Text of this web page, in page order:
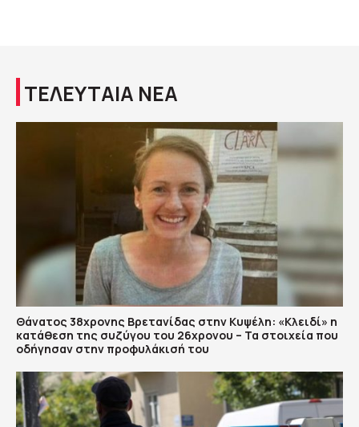
ΤΕΛΕΥΤΑΙΑ ΝΕΑ
Θάνατος 38χρονης Βρετανίδας στην Κυψέλη: «Κλειδί» η
κατάθεση της συζύγου του 26χρονου – Τα στοιχεία που
οδήγησαν στην προφυλάκισή του